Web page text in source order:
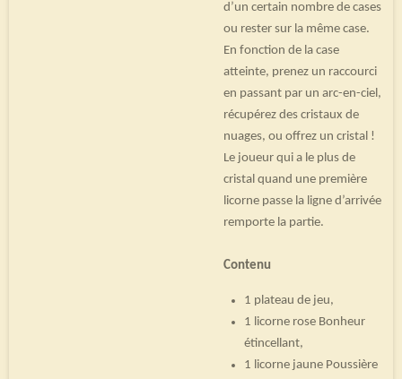
d’un certain nombre de cases
ou rester sur la même case.
En fonction de la case
atteinte, prenez un raccourci
en passant par un arc-en-ciel,
récupérez des cristaux de
nuages, ou offrez un cristal !
Le joueur qui a le plus de
cristal quand une première
licorne passe la ligne d’arrivée
remporte la partie.
Contenu
1 plateau de jeu,
1 licorne rose Bonheur
étincellant,
1 licorne jaune Poussière